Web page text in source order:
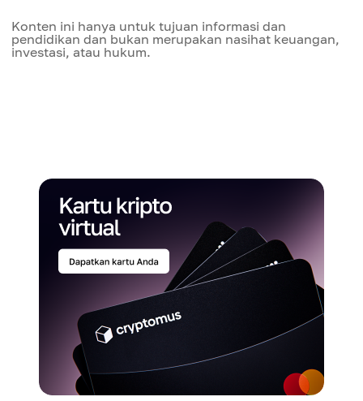
Konten ini hanya untuk tujuan informasi dan
pendidikan dan bukan merupakan nasihat keuangan,
investasi, atau hukum.